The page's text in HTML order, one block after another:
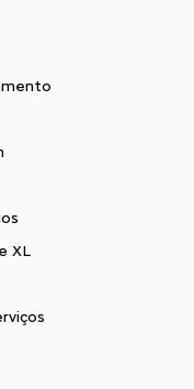
XL